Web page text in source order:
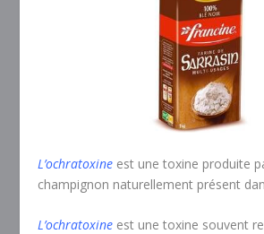
L’ochratoxine est une toxine produite
champignon naturellement présent
L’ochratoxine est une toxine souvent